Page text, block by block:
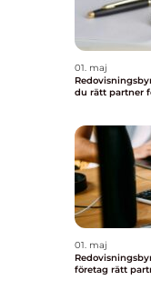
01. maj
Redovisningsbyrå
du rätt partner
01. maj
Redovisningsbyrå i
företag rätt